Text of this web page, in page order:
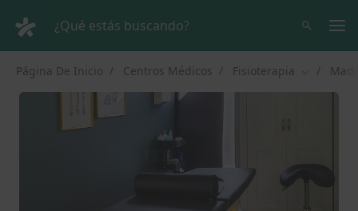
¿Qué estás buscando?
Página De Inicio Centros Médicos Fisioterapia Cambiar